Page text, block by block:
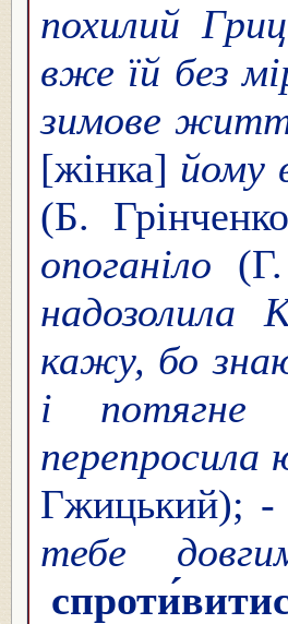
похилий
вже їй без
зимове
[жінка] йому
(Б.
опоганіло
надозолила
кажу, бо
і потягне
перепросила
Гжицький); -
тебе